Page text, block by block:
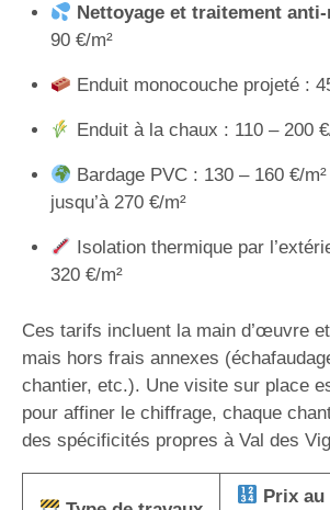
Nettoyage et traitement
90 €/m²
Enduit monocouche projeté :
Enduit à la chaux : 110 – 200
Bardage PVC : 130 – 160 €/
jusqu’à 270 €/m²
Isolation thermique par
320 €/m²
Ces tarifs incluent la main d’œuvre
mais hors frais annexes
chantier, etc.). Une visite sur place
pour affiner le chiffrage, chaque
des spécificités propres à Val des
Prix au